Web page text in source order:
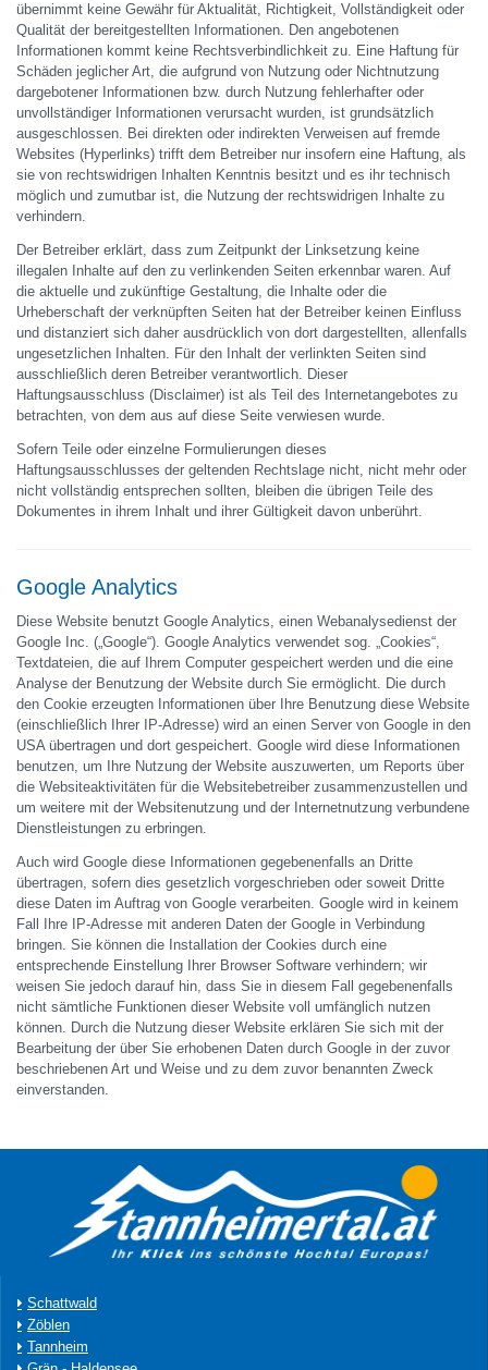
übernimmt keine Gewähr für Aktualität, Richtigkeit, Vollständigkeit oder
Qualität der bereitgestellten Informationen. Den angebotenen
Informationen kommt keine Rechtsverbindlichkeit zu. Eine Haftung für
Schäden jeglicher Art, die aufgrund von Nutzung oder Nichtnutzung
dargebotener Informationen bzw. durch Nutzung fehlerhafter oder
unvollständiger Informationen verursacht wurden, ist grundsätzlich
ausgeschlossen. Bei direkten oder indirekten Verweisen auf fremde
Websites (Hyperlinks) trifft dem Betreiber nur insofern eine Haftung, als
sie von rechtswidrigen Inhalten Kenntnis besitzt und es ihr technisch
möglich und zumutbar ist, die Nutzung der rechtswidrigen Inhalte zu
verhindern.
Der Betreiber erklärt, dass zum Zeitpunkt der Linksetzung keine
illegalen Inhalte auf den zu verlinkenden Seiten erkennbar waren. Auf
die aktuelle und zukünftige Gestaltung, die Inhalte oder die
Urheberschaft der verknüpften Seiten hat der Betreiber keinen Einfluss
und distanziert sich daher ausdrücklich von dort dargestellten, allenfalls
ungesetzlichen Inhalten. Für den Inhalt der verlinkten Seiten sind
ausschließlich deren Betreiber verantwortlich. Dieser
Haftungsausschluss (Disclaimer) ist als Teil des Internetangebotes zu
betrachten, von dem aus auf diese Seite verwiesen wurde.
Sofern Teile oder einzelne Formulierungen dieses
Haftungsausschlusses der geltenden Rechtslage nicht, nicht mehr oder
nicht vollständig entsprechen sollten, bleiben die übrigen Teile des
Dokumentes in ihrem Inhalt und ihrer Gültigkeit davon unberührt.
Google Analytics
Diese Website benutzt Google Analytics, einen Webanalysedienst der
Google Inc. („Google“). Google Analytics verwendet sog. „Cookies“,
Textdateien, die auf Ihrem Computer gespeichert werden und die eine
Analyse der Benutzung der Website durch Sie ermöglicht. Die durch
den Cookie erzeugten Informationen über Ihre Benutzung diese Website
(einschließlich Ihrer IP-Adresse) wird an einen Server von Google in den
USA übertragen und dort gespeichert. Google wird diese Informationen
benutzen, um Ihre Nutzung der Website auszuwerten, um Reports über
die Websiteaktivitäten für die Websitebetreiber zusammenzustellen und
um weitere mit der Websitenutzung und der Internetnutzung verbundene
Dienstleistungen zu erbringen.
Auch wird Google diese Informationen gegebenenfalls an Dritte
übertragen, sofern dies gesetzlich vorgeschrieben oder soweit Dritte
diese Daten im Auftrag von Google verarbeiten. Google wird in keinem
Fall Ihre IP-Adresse mit anderen Daten der Google in Verbindung
bringen. Sie können die Installation der Cookies durch eine
entsprechende Einstellung Ihrer Browser Software verhindern; wir
weisen Sie jedoch darauf hin, dass Sie in diesem Fall gegebenenfalls
nicht sämtliche Funktionen dieser Website voll umfänglich nutzen
können. Durch die Nutzung dieser Website erklären Sie sich mit der
Bearbeitung der über Sie erhobenen Daten durch Google in der zuvor
beschriebenen Art und Weise und zu dem zuvor benannten Zweck
einverstanden.
Schattwald
Zöblen
Tannheim